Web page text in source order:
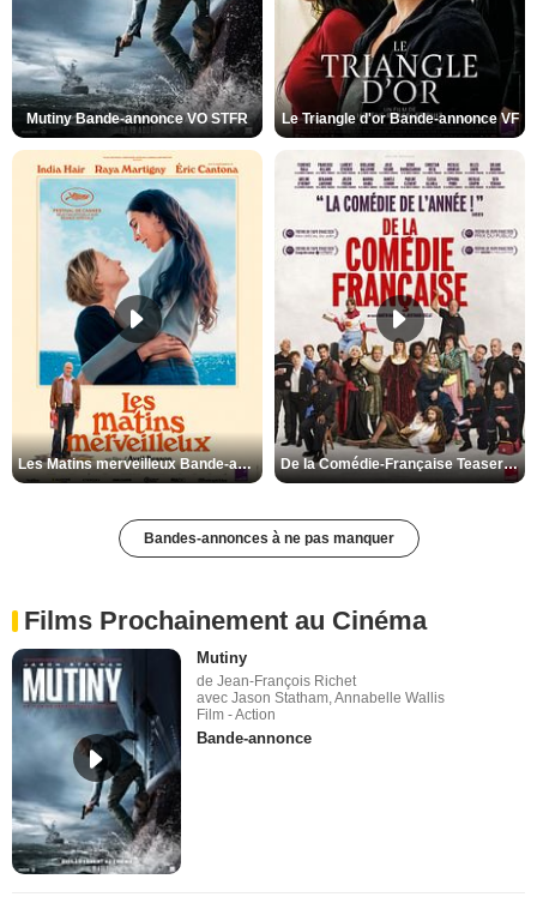
Mutiny Bande-annonce VO STFR Le Triangle d'or Bande-annonce VF
Les Matins merveilleux Bande-annonce VF De la Comédie-Française Teaser VF
Bandes-annonces à ne pas manquer
Films Prochainement au Cinéma
Mutiny
de Jean-François Richet
avec Jason Statham, Annabelle Wallis
Film - Action
Bande-annonce